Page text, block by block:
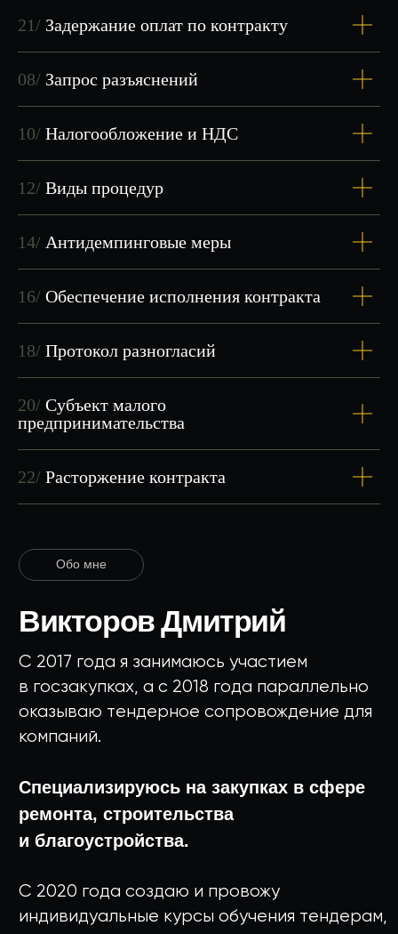
21/ Задержание оплат по контракту
08/ Запрос разъяснений
10/ Налогообложение и НДС
12/ Виды процедур
14/ Антидемпинговые меры
16/ Обеспечение исполнения контракта
18/ Протокол разногласий
20/ Субъект малого
предпринимательства
22/ Расторжение контракта
Оплата после первого занятия
Возможна оплата по расчетному
счету
Обучаю как
выигрывать тендеры
ЗАПИШИСЬ НА
БЕСПЛАТНОЕ
ЗАНЯТИЕ
15 минут в рабочее время
в WhatsApp в Telegram